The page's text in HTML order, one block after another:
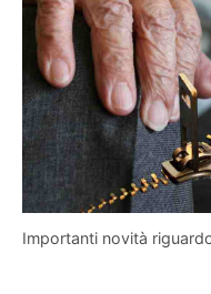
Importanti novità